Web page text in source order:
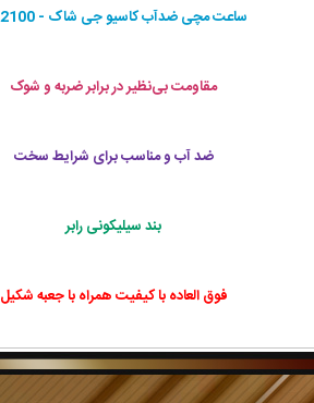
ساعت مچی ضدآب کاسیو جی شاک - GA2100
مقاومت بی‌نظیر در برابر ضربه و شوک
ضد آب و مناسب برای شرایط سخت
بند سیلیکونی رابر
فوق العاده با کیفیت همراه با جعبه شکیل